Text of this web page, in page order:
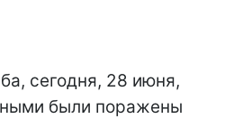
сегодня, 28 июня,
были поражены